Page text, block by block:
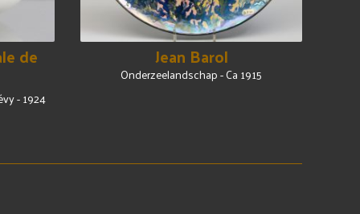
de
- 1924
Jean Barol
Onderzeelandschap - Ca 1915